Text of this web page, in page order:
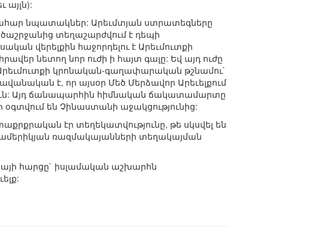
այլն):
նպատակներ: Արեւմտյան ստրատեգները
տեղաշարժվում է դեպի
վերելքին հաջորդելու է Արեւմուտքի
նետող նոր ուժի ի հայտ գալը: Եվ այդ ուժը
կրոնական-գաղափարական թշնամու`
է, որ այսօր Մեծ Մերձավոր Արեւելքում
Այդ ճանապարհին հիմնական ճակատամարտը
օգտվում են Չինաստանի աջակցությունից:
էր տեղեկատվությունը, թե սկսվել են
ռազմակայանների տեղակայման
հարցը` իսլամական աշխարհն